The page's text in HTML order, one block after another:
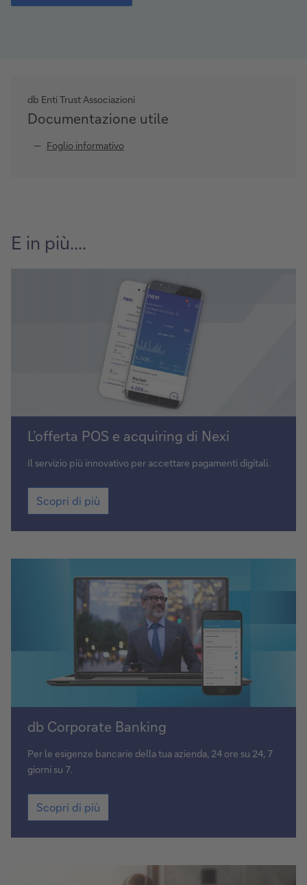
db Enti Trust Associazioni
Documentazione utile
Foglio informativo
E in più....
Scopri
di
più
L’offerta POS e acquiring di Nexi
Il servizio più innovativo per accettare pagamenti digitali.
Scopri
di
più
Scopri di più
db
Corporate
Banking
db Corporate Banking
Per le esigenze bancarie della tua azienda, 24 ore su 24, 7
giorni su 7.
db
Corporate
Banking
Scopri di più